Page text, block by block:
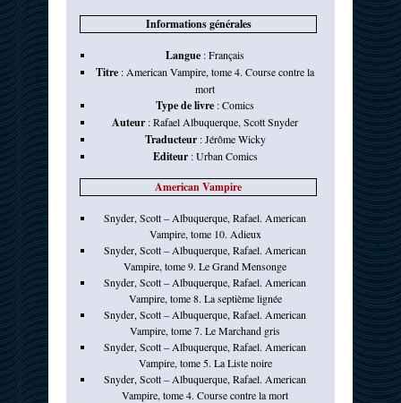
Informations générales
Langue :Français
Titre : American Vampire, tome 4. Course contre la
mort
Type de livre :Comics
Auteur :Rafael Albuquerque,Scott Snyder
Traducteur:Jérôme Wicky
Editeur:Urban Comics
American Vampire
Snyder, Scott – Albuquerque, Rafael. American
Vampire, tome 10. Adieux
Snyder, Scott – Albuquerque, Rafael. American
Vampire, tome 9. Le Grand Mensonge
Snyder, Scott – Albuquerque, Rafael. American
Vampire, tome 8. La septième lignée
Snyder, Scott – Albuquerque, Rafael. American
Vampire, tome 7. Le Marchand gris
Snyder, Scott – Albuquerque, Rafael. American
Vampire, tome 5. La Liste noire
Snyder, Scott – Albuquerque, Rafael. American
Vampire, tome 4. Course contre la mort